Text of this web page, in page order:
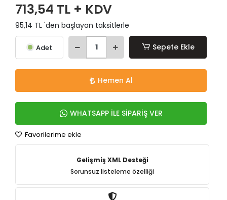
713,54 TL + KDV
95,14 TL 'den başlayan taksitlerle
Adet Sepete Ekle
Hemen Al
WHATSAPP İLE SİPARİŞ VER
Favorilerime ekle
Gelişmiş XML Desteği
Sorunsuz listeleme özelliği